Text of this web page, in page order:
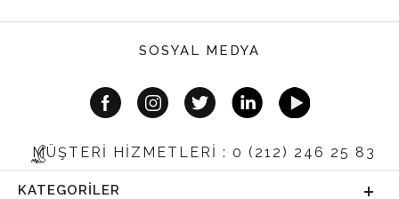
SOSYAL MEDYA
MÜŞTERİ HİZMETLERİ : 0 (212) 246 25 83
KATEGORILER